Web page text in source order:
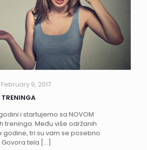
February 9, 2017
i startujemo sa NOVOM
treninga. Među više održanih
godine, tri su vam se posebno
tela […]